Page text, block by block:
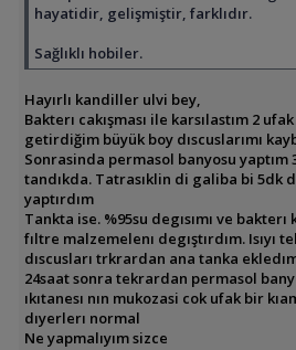
hayatidir, gelişmiştir, farklıdır.
Sağlıklı hobiler.
Hayırlı kandiller ulvi bey,
Bakterı cakışması ile karsılastım 2
getirdiğim büyük boy dıscuslarımı
Sonrasinda permasol banyosu yaptım
tandıkda. Tatrasıklin di galiba bi 5dk
yaptırdım
Tankta ise. %95su degısımı ve
fıltre malzemelenı degıştırdım. Isıyı
dıscusları trkrardan ana tanka
24saat sonra tekrardan permasol
ıkıtanesı nın mukozasi cok ufak bir
dıyerlerı normal
Ne yapmalıyım sizce